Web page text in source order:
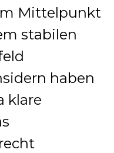
Mittelpunkt
stabilen
haben
klare